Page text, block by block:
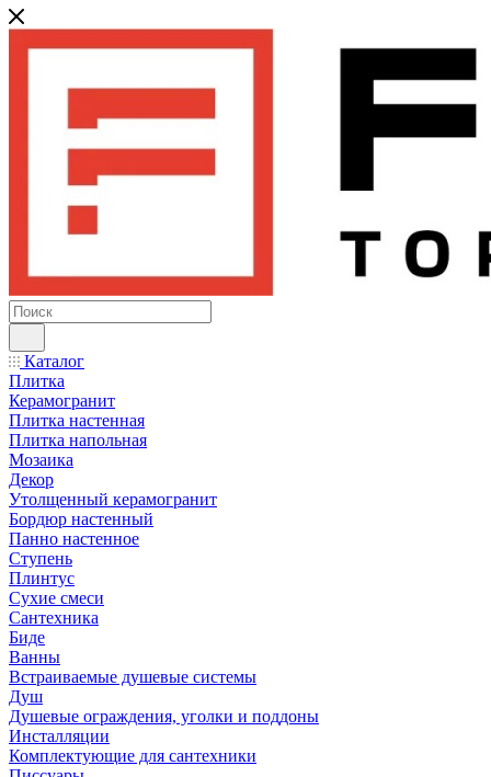
Каталог
Плитка
Керамогранит
Плитка настенная
Плитка напольная
Мозаика
Декор
Утолщенный керамогранит
Бордюр настенный
Панно настенное
Ступень
Плинтус
Сухие смеси
Сантехника
Биде
Ванны
Встраиваемые душевые системы
Душ
Душевые ограждения, уголки и поддоны
Инсталляции
Комплектующие для сантехники